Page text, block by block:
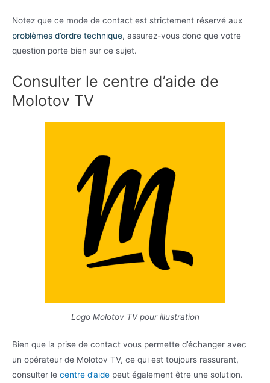
Notez que ce mode de contact est strictement réservé aux
problèmes d’ordre technique, assurez-vous donc que votre
question porte bien sur ce sujet.
Consulter le centre d’aide de
Molotov TV
Logo Molotov TV pour illustration
Bien que la prise de contact vous permette d’échanger avec
un opérateur de Molotov TV, ce qui est toujours rassurant,
consulter le centre d’aide peut également être une solution.